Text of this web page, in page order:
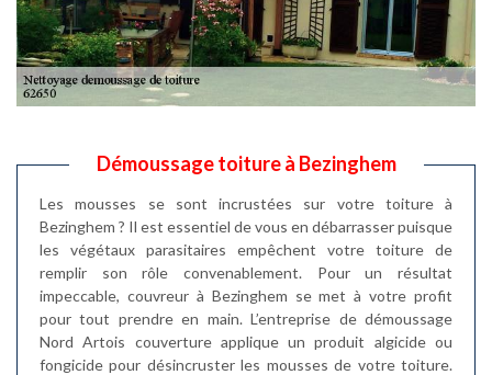
Démoussage toiture à Bezinghem
Les mousses se sont incrustées sur votre toiture à
Bezinghem ? Il est essentiel de vous en débarrasser puisque
les végétaux parasitaires empêchent votre toiture de
remplir son rôle convenablement. Pour un résultat
impeccable, couvreur à Bezinghem se met à votre profit
pour tout prendre en main. L’entreprise de démoussage
Nord Artois couverture applique un produit algicide ou
fongicide pour désincruster les mousses de votre toiture.